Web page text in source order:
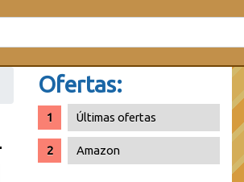
Ofertas:
Últimas ofertas
Amazon